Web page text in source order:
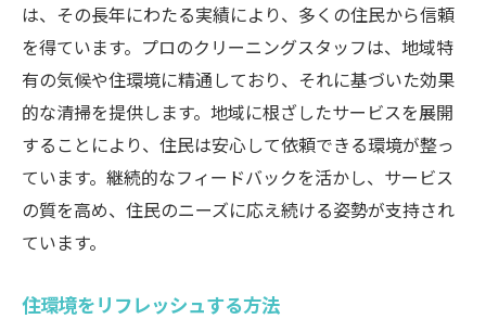
は、その長年にわたる実績により、多くの住民から信頼
を得ています。プロのクリーニングスタッフは、地域特
有の気候や住環境に精通しており、それに基づいた効果
的な清掃を提供します。地域に根ざしたサービスを展開
することにより、住民は安心して依頼できる環境が整っ
ています。継続的なフィードバックを活かし、サービス
の質を高め、住民のニーズに応え続ける姿勢が支持され
ています。
住環境をリフレッシュする方法